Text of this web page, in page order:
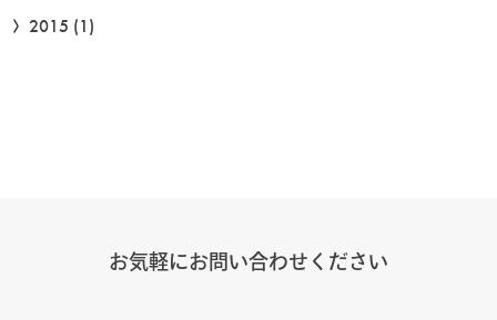
2015 (1)
お気軽にお問い合わせください